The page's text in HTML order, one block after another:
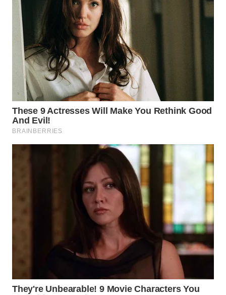
WN DELI
SERDANG
WN
TEBING
TINGGI
WN
PAKPAK